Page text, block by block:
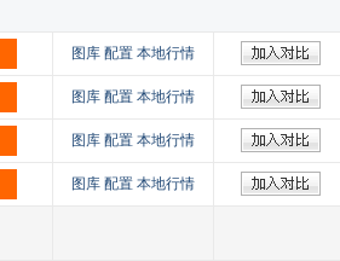
图库 配置 本地行情
图库 配置 本地行情
图库 配置 本地行情
图库 配置 本地行情